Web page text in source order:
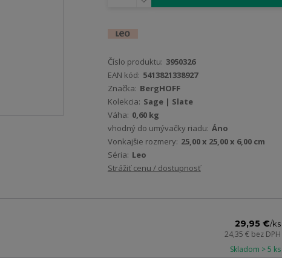
Číslo produktu: 3950326
EAN kód: 5413821338927
Značka: BergHOFF
Kolekcia: Sage | Slate
Váha: 0,60 kg
vhodný do umývačky riadu: Áno
Vonkajšie rozmery: 25,00 x 25,00 x 6,00 cm
Séria: Leo
Strážiť cenu / dostupnosť
29,95 €/ks
24,35 € bez DPH
Skladom > 5 ks